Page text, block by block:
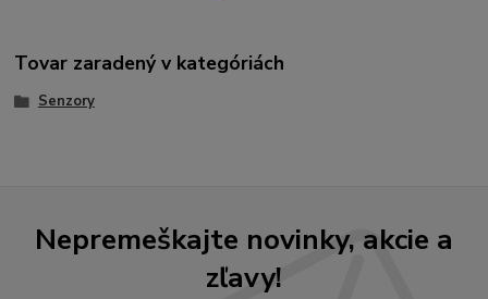
Tovar zaradený v kategóriách
Senzory
Nepremeškajte novinky, akcie a
zľavy!